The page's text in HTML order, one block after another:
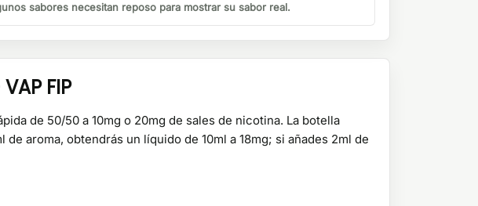
sabores necesitan reposo para mostrar su sabor real.
FIP
de 50/50 a 10mg o 20mg de sales de nicotina. La botella
aroma, obtendrás un líquido de 10ml a 18mg; si añades 2ml de